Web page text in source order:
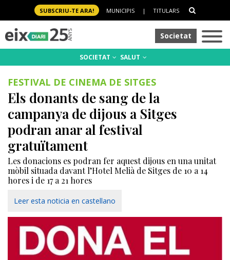
SUBSCRIU-TE ARA! MUNICIPIS | TITULARS
Societat
SOCIETAT SALUT
FESTIVAL DE CINEMA DE SITGES
Els donants de sang de la
campanya de dijous a Sitges
podran anar al festival
gratuïtament
Les donacions es podran fer aquest dijous en una unitat
mòbil situada davant l’Hotel Melià de Sitges de 10 a 14
hores i de 17 a 21 hores
Leer esta noticia en castellano